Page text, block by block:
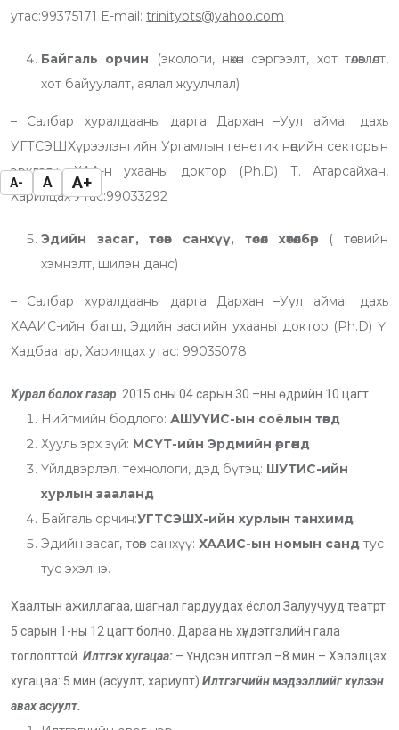
утас:99375171 E-mail: trinitybts@yahoo.com
Байгаль орчин (экологи, нөхөн сэргээлт, хот төлөвлөлт,
хот байуулалт, аялал жуулчлал)
– Салбар хуралдааны дарга Дархан –Уул аймаг дахь
УГТСЭШХүрээлэнгийн Ургамлын генетик нөөцийн секторын
эрхлэгч, ХАА-н ухааны доктор (Ph.D) Т. Атарсайхан,
Харилцах Утас:99033292
Эдийн засаг, төсөв санхүү, төсөл хөтөлбөр ( төсвийн
хэмнэлт, шилэн данс)
– Салбар хуралдааны дарга Дархан –Уул аймаг дахь
ХААИС-ийн багш, Эдийн засгийн ухааны доктор (Ph.D) Ү.
Хадбаатар, Харилцах утас: 99035078
Хурал болох газар: 2015 оны 04 сарын 30 –ны өдрийн 10 цагт
Нийгмийн бодлого: АШУҮИС-ын соёлын төвд
Хууль эрх зүй: МСҮТ-ийн Эрдмийн өргөөнд
Үйлдвэрлэл, технологи, дэд бүтэц: ШУТИС-ийн
хурлын зааланд
Байгаль орчин:УГТСЭШХ-ийн хурлын танхимд
Эдийн засаг, төсөв санхүү: ХААИС-ын номын санд тус
тус эхэлнэ.
Хаалтын ажиллагаа, шагнал гардуудах ёслол Залуучууд театрт
5 сарын 1-ны 12 цагт болно. Дараа нь хүндэтгэлийн гала
тоглолттой. Илтгэх хугацаа: – Үндсэн илтгэл –8 мин – Хэлэлцэх
хугацаа: 5 мин (асуулт, хариулт) Илтгэгчийн мэдээллийг хүлээн
авах асуулт.
A- A A+